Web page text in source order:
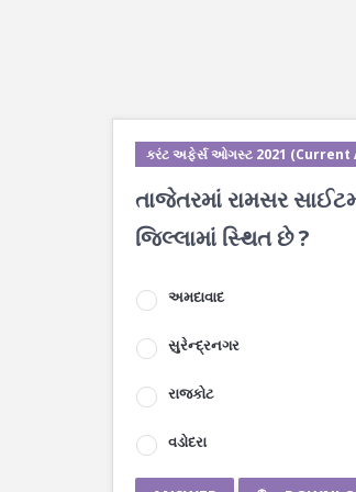
કરંટ અફેર્સ ઓગસ્ટ 2021 (Current
તાજેતરમાં રામસર
જિલ્લામાં સ્થિત છે ?
અમદાવાદ
સુરેન્દ્રનગર
રાજકોટ
વડોદરા